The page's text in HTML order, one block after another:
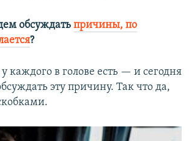
обсуждать причины, по
?
каждого в голове есть — и сегодня
эту причину. Так что да,